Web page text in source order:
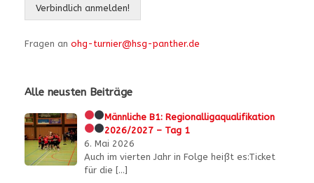
Verbindlich anmelden!
Fragen an ohg-turnier@hsg-panther.de
Alle neusten Beiträge
Männliche B1:Regionalligaqualifikation
2026/2027 – Tag 1
6. Mai 2026
Auch im vierten Jahr in Folge heißt es:Ticket
für die […]